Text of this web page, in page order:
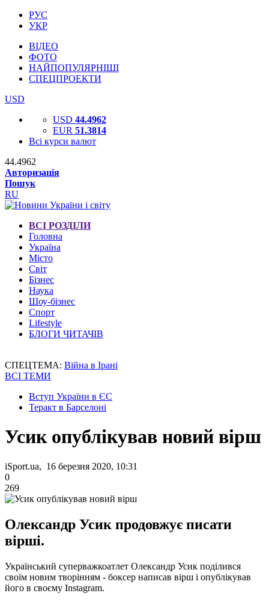
РУС
УКР
ВІДЕО
ФОТО
НАЙПОПУЛЯРНІШІ
СПЕЦПРОЕКТИ
USD
USD 44.4962
EUR 51.3814
Всі курси валют
44.4962
Авторизація
Пошук
RU
ВСІ РОЗДІЛИ
Головна
Україна
Місто
Світ
Бізнес
Наука
Шоу-бізнес
Спорт
Lifestyle
БЛОГИ ЧИТАЧІВ
СПЕЦТЕМА: Війна в Ірані
ВСІ ТЕМИ
Вступ України в ЄС
Теракт в Барселоні
Усик опублікував новий вірш
iSport.ua, 16 березня 2020, 10:31
0
269
Олександр Усик продовжує писати
вірші.
Український суперважкоатлет Олександр Усик поділився
своїм новим творінням - боксер написав вірш і опублікував
його в своєму Instagram.